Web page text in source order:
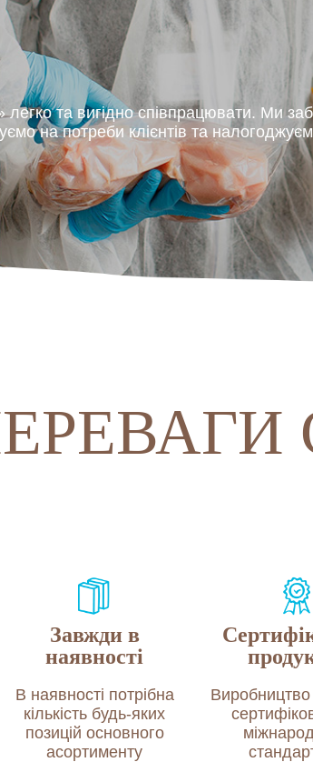
та вигідно співпрацювати. Ми
на потреби клієнтів та
Завжди в
наявності
В наявності потрібна
кількість будь-яких
позицій основного
асортименту
Виробництво